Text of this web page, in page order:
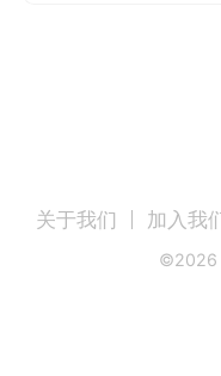
关于我们 加入我
©2026